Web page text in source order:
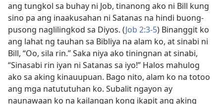
ang tungkol sa buhay ni Job, tinanong ako ni Bill kung
sino pa ang inaakusahan ni Satanas na hindi buong-
pusong naglilingkod sa Diyos. (Job 2:3-5) Binanggit ko
ang lahat ng tauhan sa Bibliya na alam ko, at sinabi ni
Bill, “Oo, sila rin.” Saka niya ako tiningnan at sinabi,
“Sinasabi rin iyan ni Satanas sa iyo!” Halos mahulog
ako sa aking kinauupuan. Bago nito, alam ko na totoo
ang mga natututuhan ko. Subalit ngayon ay
naunawaan ko na kailangan kong ikapit ang aking